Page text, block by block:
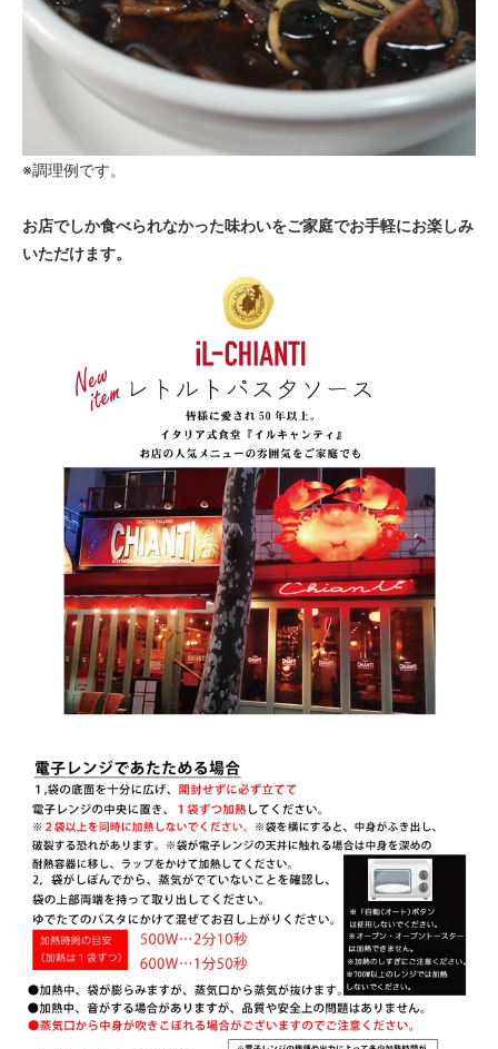
※調理例です。
お店でしか食べられなかった味わいをご家庭でお手軽にお楽しみ
いただけます。